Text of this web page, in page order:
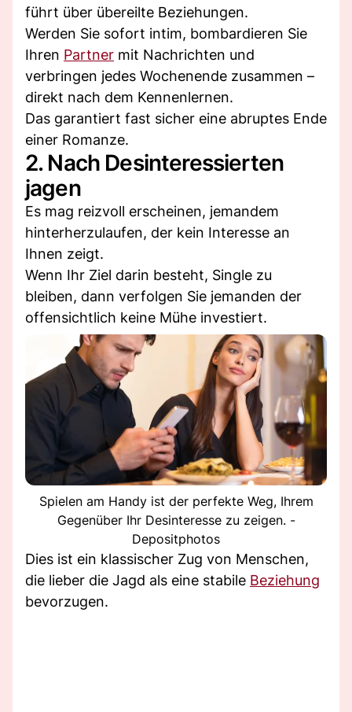
führt über übereilte Beziehungen.
Werden Sie sofort intim, bombardieren Sie
Ihren Partner mit Nachrichten und
verbringen jedes Wochenende zusammen –
direkt nach dem Kennenlernen.
Das garantiert fast sicher eine abruptes Ende
einer Romanze.
2. Nach Desinteressierten
jagen
Es mag reizvoll erscheinen, jemandem
hinterherzulaufen, der kein Interesse an
Ihnen zeigt.
Wenn Ihr Ziel darin besteht, Single zu
bleiben, dann verfolgen Sie jemanden der
offensichtlich keine Mühe investiert.
Spielen am Handy ist der perfekte Weg, Ihrem
Gegenüber Ihr Desinteresse zu zeigen. -
Depositphotos
Dies ist ein klassischer Zug von Menschen,
die lieber die Jagd als eine stabile Beziehung
bevorzugen.